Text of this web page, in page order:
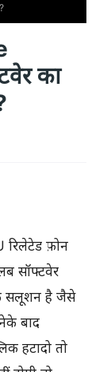
का
फ़ोन
सॉफ्टवेर
सलूशन है जैसे
बाद
हटादो तो